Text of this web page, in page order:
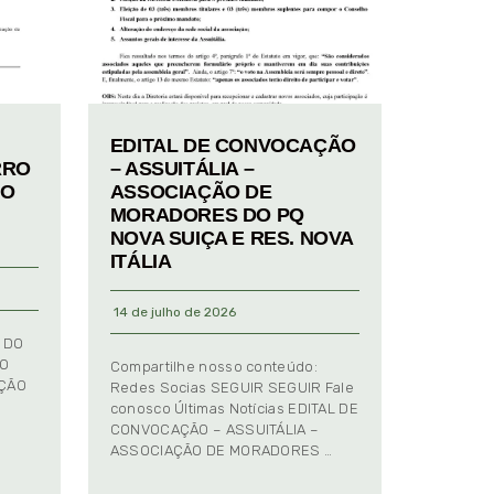
EDITAL DE CONVOCAÇÃO
– ASSUITÁLIA –
ASSOCIAÇÃO DE
MORADORES DO PQ
NOVA SUIÇA E RES. NOVA
ITÁLIA
14 de julho de 2026
Compartilhe nosso conteúdo:
Redes Socias SEGUIR SEGUIR Fale
conosco Últimas Notícias EDITAL DE
CONVOCAÇÃO – ASSUITÁLIA –
ASSOCIAÇÃO DE MORADORES …